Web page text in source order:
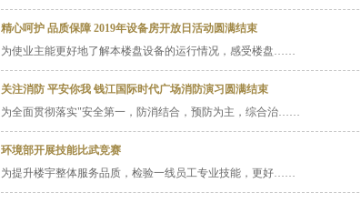
精心呵护 品质保障 2019年设备房开放日活动圆满结束
为使业主能更好地了解本楼盘设备的运行情况，感受楼盘……
关注消防 平安你我 钱江国际时代广场消防演习圆满结束
为全面贯彻落实"安全第一，防消结合，预防为主，综合治……
环境部开展技能比武竞赛
为提升楼宇整体服务品质，检验一线员工专业技能，更好……